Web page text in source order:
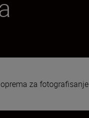
za fotografisanje